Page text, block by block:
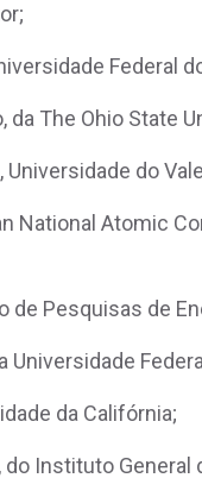
Federal
da The Ohio State
do
National Atomic
de Pesquisas de
Universidade
da Califórnia;
Instituto